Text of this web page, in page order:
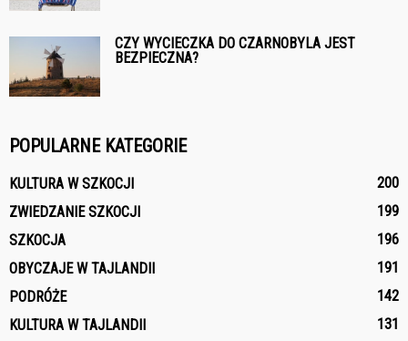
CZY WYCIECZKA DO CZARNOBYLA JEST
BEZPIECZNA?
POPULARNE KATEGORIE
KULTURA W SZKOCJI
200
ZWIEDZANIE SZKOCJI
199
SZKOCJA
196
OBYCZAJE W TAJLANDII
191
PODRÓŻE
142
KULTURA W TAJLANDII
131